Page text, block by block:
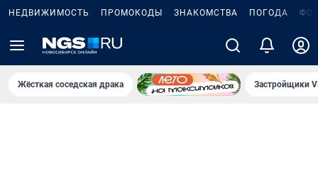
НЕДВИЖИМОСТЬ ПРОМОКОДЫ ЗНАКОМСТВА ПОГОДА
Жёсткая соседская драка Застройщики